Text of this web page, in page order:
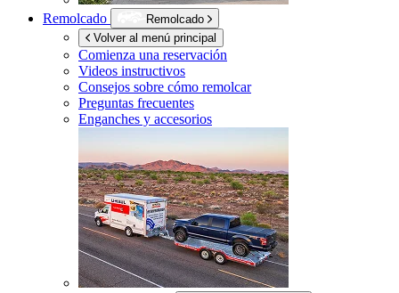
Remolcado
Remolcado
Volver al menú principal
Comienza una reservación
Videos instructivos
Consejos sobre cómo remolcar
Preguntas frecuentes
Enganches y accesorios